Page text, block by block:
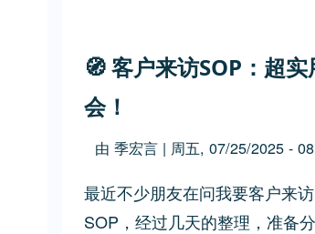
🧭 客户来访SOP：超
会！
由 季宏言| 周五, 07/25/2025 -
最近不少朋友在问我要客户来
SOP，经过几天的整理，准备分